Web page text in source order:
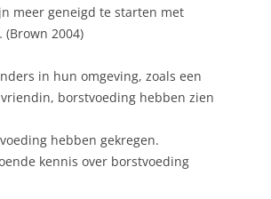
meer geneigd te starten met
2004)
in hun omgeving, zoals een
borstvoeding hebben zien
hebben gekregen.
kennis over borstvoeding